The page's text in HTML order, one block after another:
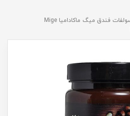
ماسک مو داخل حمام بدون سولفات فندق میگ ماکادامیا Mige